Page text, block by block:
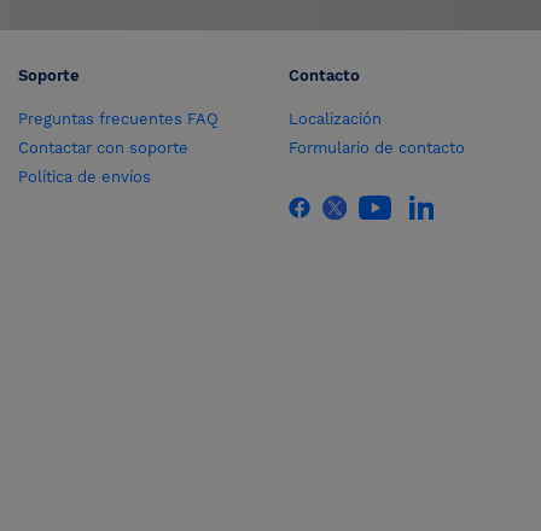
Soporte
Preguntas frecuentes FAQ
Contactar con soporte
Política de envíos
Contacto
Localización
Formulario de contacto